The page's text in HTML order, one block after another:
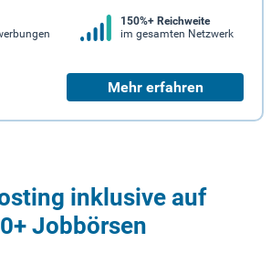
150%+ Reichweite
im gesamten Netzwerk
Mehr erfahren
inklusive auf
Jobbörsen